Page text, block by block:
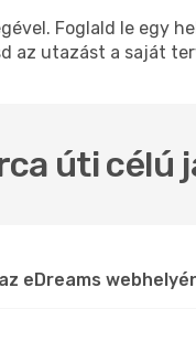
Foglald le egy
az utazást a saját
úti
eDreams